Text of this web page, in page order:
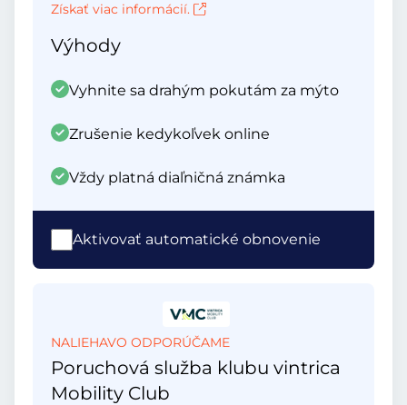
Získať viac informácií.
Výhody
Vyhnite sa drahým pokutám za mýto
Zrušenie kedykoľvek online
Vždy platná diaľničná známka
Aktivovať automatické obnovenie
NALIEHAVO ODPORÚČAME
Poruchová služba klubu vintrica
Mobility Club